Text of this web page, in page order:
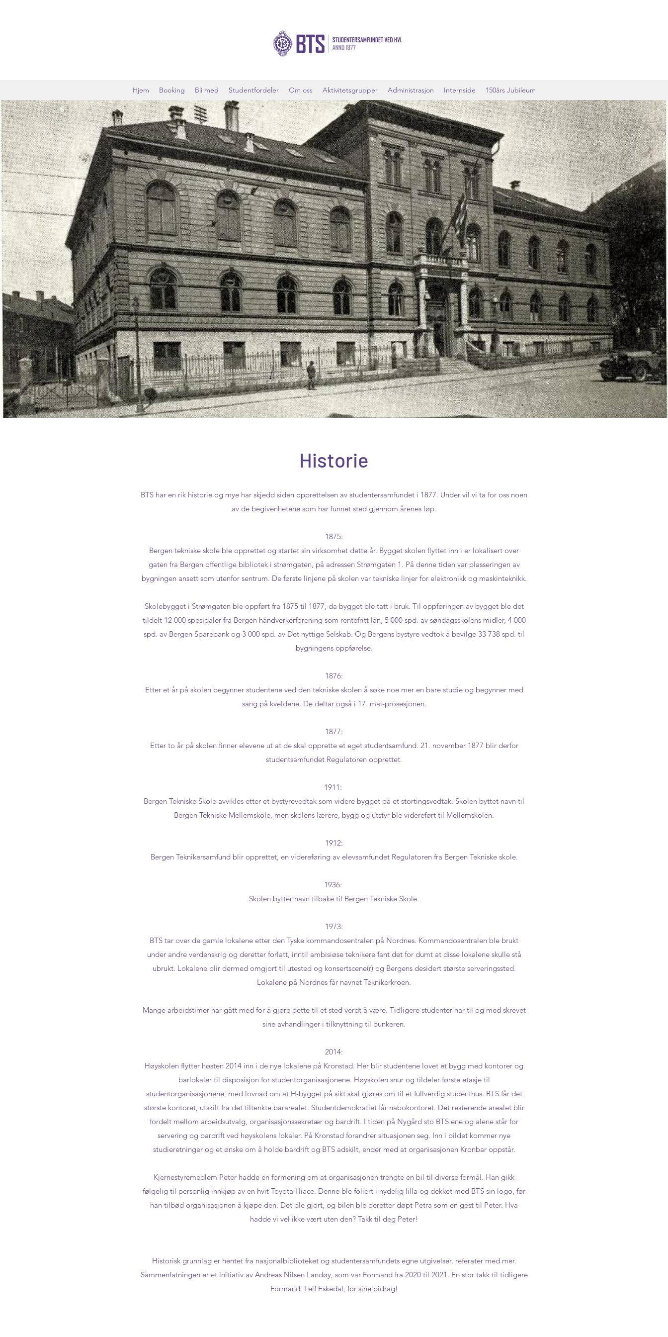
Hjem Booking Bli med Studentfordeler Om oss Aktivitetsgrupper Administrasjon Internside 150års Jubileum
Historie
BTS har en rik historie og mye har skjedd siden opprettelsen av studentersamfundet i 1877. Under vil vi ta for oss noen
av de begivenhetene som har funnet sted gjennom årenes løp.
1875:
Bergen tekniske skole ble opprettet og startet sin virksomhet dette år. Bygget skolen flyttet inn i er lokalisert over
gaten fra Bergen offentlige bibliotek i strømgaten, på adressen Strømgaten 1. På denne tiden var plasseringen av
bygningen ansett som utenfor sentrum. De første linjene på skolen var tekniske linjer for elektronikk og maskinteknikk.
Skolebygget i Strømgaten ble oppført fra 1875 til 1877, da bygget ble tatt i bruk. Til oppføringen av bygget ble det
tildelt 12 000 spesidaler fra Bergen håndverkerforening som rentefritt lån, 5 000 spd. av søndagsskolens midler, 4 000
spd. av Bergen Sparebank og 3 000 spd. av Det nyttige Selskab. Og Bergens bystyre vedtok å bevilge 33 738 spd. til
bygningens oppførelse.
1876:
Etter et år på skolen begynner studentene ved den tekniske skolen å søke noe mer en bare studie og begynner med
sang på kveldene. De deltar også i 17. mai-prosesjonen.
1877:
Etter to år på skolen finner elevene ut at de skal opprette et eget studentsamfund. 21. november 1877 blir derfor
studentsamfundet Regulatoren opprettet.
1911:
Bergen Tekniske Skole avvikles etter et bystyrevedtak som videre bygget på et stortingsvedtak. Skolen byttet navn til
Bergen Tekniske Mellemskole, men skolens lærere, bygg og utstyr ble videreført til Mellemskolen.
1912:
Bergen Teknikersamfund blir opprettet, en videreføring av elevsamfundet Regulatoren fra Bergen Tekniske skole.
1936:
Skolen bytter navn tilbake til Bergen Tekniske Skole.
1973:
BTS tar over de gamle lokalene etter den Tyske kommandosentralen på Nordnes. Kommandosentralen ble brukt
under andre verdenskrig og deretter forlatt, inntil ambisiøse teknikere fant det for dumt at disse lokalene skulle stå
ubrukt. Lokalene blir dermed omgjort til utested og konsertscene(r) og Bergens desidert største serveringssted.
Lokalene på Nordnes får navnet Teknikerkroen.
Mange arbeidstimer har gått med for å gjøre dette til et sted verdt å være. Tidligere studenter har til og med skrevet
sine avhandlinger i tilknyttning til bunkeren.
2014:
Høyskolen flytter høsten 2014 inn i de nye lokalene på Kronstad. Her blir studentene lovet et bygg med kontorer og
barlokaler til disposisjon for studentorganisasjonene. Høyskolen snur og tildeler første etasje til
studentorganisasjonene, med lovnad om at H-bygget på sikt skal gjøres om til et fullverdig studenthus. BTS får det
største kontoret, utskilt fra det tiltenkte bararealet. Studentdemokratiet får nabokontoret. Det resterende arealet blir
fordelt mellom arbeidsutvalg, organisasjonssekretær og bardrift. I tiden på Nygård sto BTS ene og alene står for
servering og bardrift ved høyskolens lokaler. På Kronstad forandrer situasjonen seg. Inn i bildet kommer nye
studieretninger og et ønske om å holde bardrift og BTS adskilt, ender med at organisasjonen Kronbar oppstår.
Kjernestyremedlem Peter hadde en formening om at organisasjonen trengte en bil til diverse formål. Han gikk
følgelig til personlig innkjøp av en hvit Toyota Hiace. Denne ble foliert i nydelig lilla og dekket med BTS sin logo, før
han tilbød organisasjonen å kjøpe den. Det ble gjort, og bilen ble deretter døpt Petra som en gest til Peter. Hva
hadde vi vel ikke vært uten den? Takk til deg Peter!
Historisk grunnlag er hentet fra nasjonalbiblioteket og studentersamfundets egne utgivelser, referater med mer.
Sammenfatningen er et initiativ av Andreas Nilsen Landøy, som var Formand fra 2020 til 2021. En stor takk til tidligere
Formand, Leif Eskedal, for sine bidrag!